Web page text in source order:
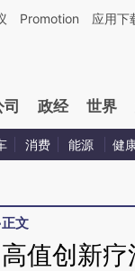
新文章[https://
Promotion 应用下
政经 世界
消费 能源 健
正文
高值创新